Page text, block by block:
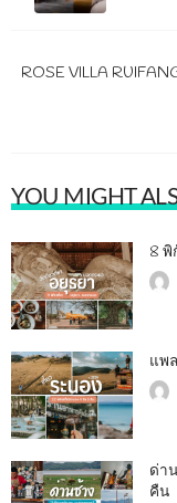
ROSE VILLA
YOU MIGHT
8 พิ
แพ
ด่า
คืน